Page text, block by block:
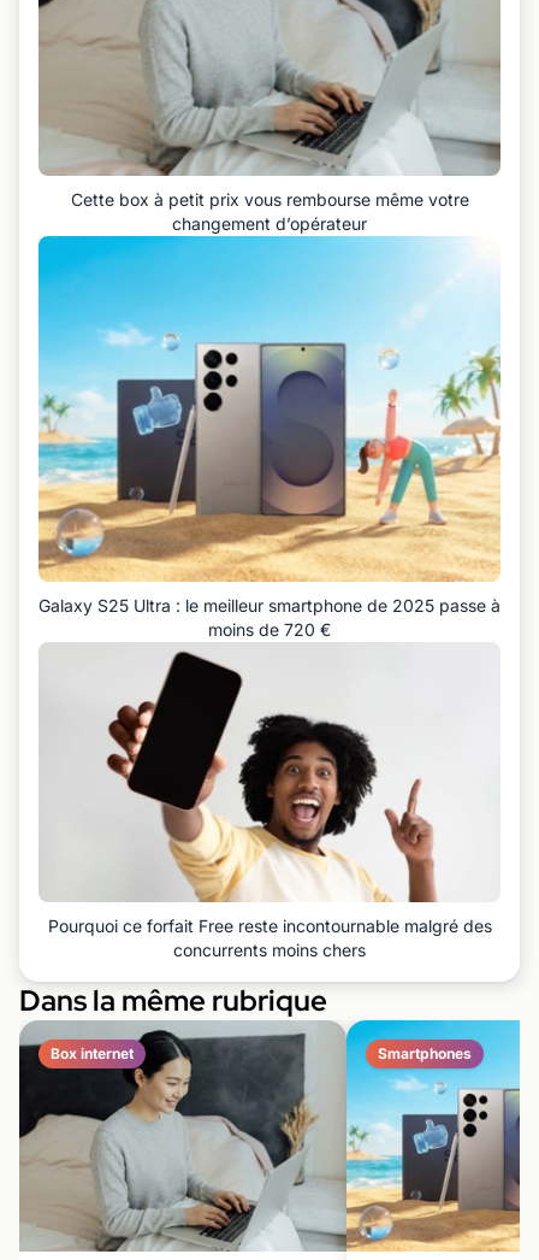
Cette box à petit prix vous rembourse même votre
changement d’opérateur
Galaxy S25 Ultra : le meilleur smartphone de 2025 passe à
moins de 720 €
Pourquoi ce forfait Free reste incontournable malgré des
concurrents moins chers
Dans la même rubrique
Box internet Smartphones